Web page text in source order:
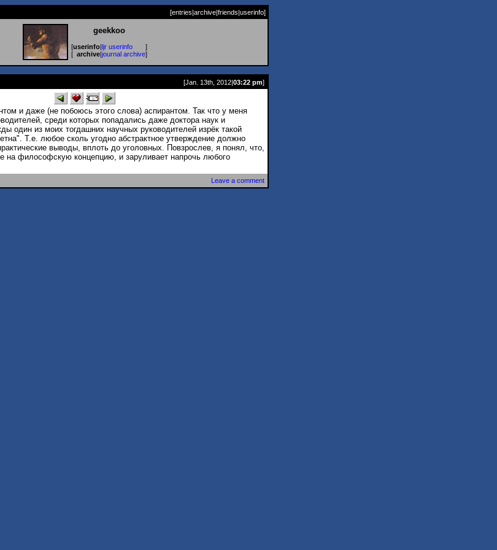
[entries|archive|friends|userinfo]
geekkoo
[userinfo| ljr userinfo
]
[ archive| journal archive]
[Jan. 13th, 2012| 03:22 pm]
и даже (не побоюсь этого слова) аспирантом. Так что у меня
среди которых попадались даже доктора наук и
один из моих тогдашних научных руководителей изрёк такой
Т.е. любое сколь угодно абстрактное утверждение должно
выводы, вплоть до уголовных. Повзрослев, я понял, что,
на философскую концепцию, и заруливает напрочь любого
Leave a comment